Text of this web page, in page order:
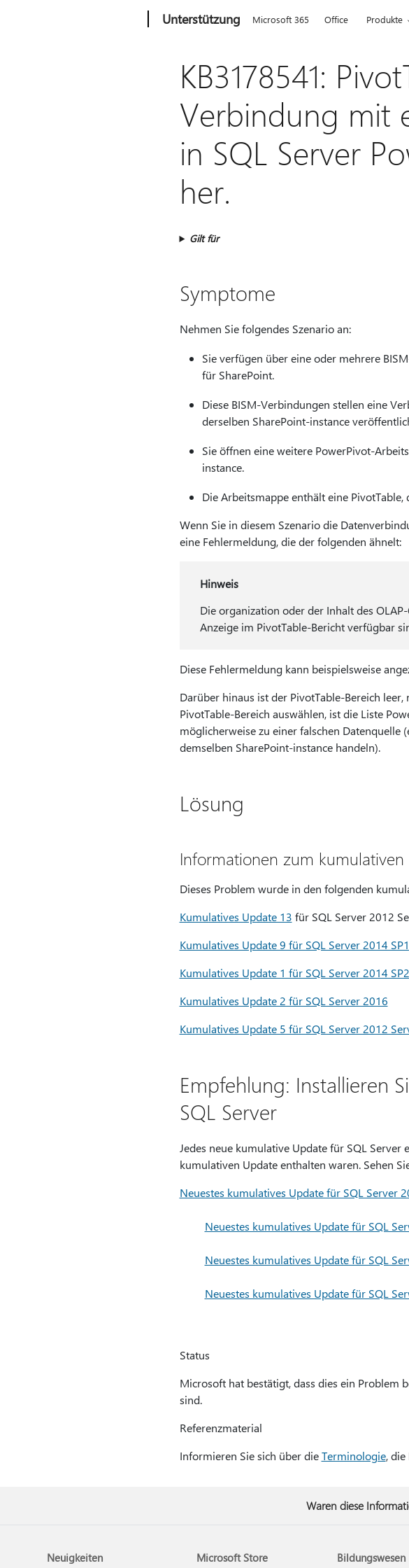
Unterstützung Microsoft 365 Office Produkte
KB3178541:
Verbindung mit
in SQL Server
her.
Gilt für
Symptome
Nehmen Sie folgendes Szenario an:
Sie verfügen über eine oder mehrere
für SharePoint.
Diese BISM-Verbindungen stellen eine
derselben SharePoint-instance
Sie öffnen eine weitere PowerPivot-
instance.
Die Arbeitsmappe enthält eine
Wenn Sie in diesem Szenario die
eine Fehlermeldung, die der folgenden ähnelt:
Hinweis
Die organization oder der Inhalt des
Anzeige im PivotTable-Bericht verfügbar
Diese Fehlermeldung kann beispielsweise
Darüber hinaus ist der PivotTable-Bereich
PivotTable-Bereich auswählen, ist die Liste
möglicherweise zu einer falschen Datenquelle
demselben SharePoint-instance handeln).
Lösung
Informationen zum kumulativen
Dieses Problem wurde in den folgenden
Kumulatives Update 13 für SQL Server 2012
Kumulatives Update 9 für SQL Server 2014 SP1
Kumulatives Update 1 für SQL Server 2014 SP2
Kumulatives Update 2 für SQL Server 2016
Kumulatives Update 5 für SQL Server 2012
Empfehlung: Installieren
SQL Server
Jedes neue kumulative Update für SQL
kumulativen Update enthalten waren. Sehen
Neuestes kumulatives Update für SQL Server
Neuestes kumulatives Update für SQL
Neuestes kumulatives Update für SQL
Neuestes kumulatives Update für SQL
Status
Microsoft hat bestätigt, dass dies ein Problem
sind.
Referenzmaterial
Informieren Sie sich über dieTerminologie, die
Waren diese
Neuigkeiten Microsoft Store Bildungswesen